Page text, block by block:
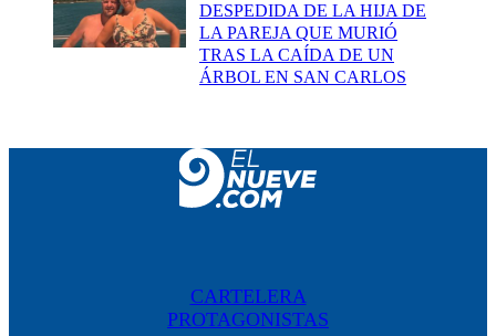
DESPEDIDA DE LA HIJA DE
LA PAREJA QUE MURIÓ
TRAS LA CAÍDA DE UN
ÁRBOL EN SAN CARLOS
CARTELERA
PROTAGONISTAS